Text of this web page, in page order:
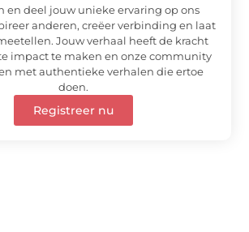
en deel jouw unieke ervaring op ons
anderen, creëer verbinding en laat
Jouw verhaal heeft de kracht
impact te maken en onze community
met authentieke verhalen die ertoe
doen.
Registreer nu